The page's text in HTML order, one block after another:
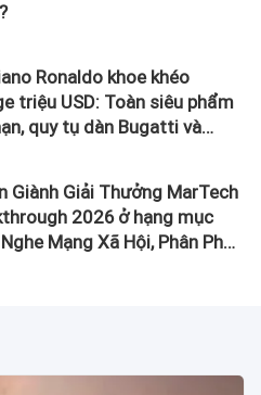
Ronaldo khoe khéo
triệu USD: Toàn siêu phẩm
quy tụ dàn Bugatti và
Giành Giải Thưởng MarTech
2026 ở hạng mục
Mạng Xã Hội, Phân Phối